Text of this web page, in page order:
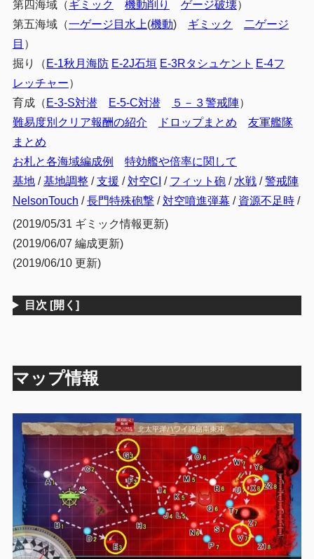
第四海域（ギミック 機動削り ゲージ破壊）
第五海域（一ゲージ目水上(機動) ギミック
二ゲージ
目 ）
掘り（ E-1秋月海防 E-2J石垣 E-3Rタシュケント E-4フ
レッチャー）
育成（ E-3-S対潜 E-5-C対潜 ５－３警戒陣）
難易度別クリア報酬の紹介
ドロップまとめ
友軍艦隊
まとめ
お札と各海域編成例
特効艦や倍率に関して
基地/基地調整/支援 /対空CI / フィット砲/ 水戦/警戒陣
NelsonTouch /長門特殊砲撃/対空噴進弾幕 / 資源不足時/
(2019/05/31 ギミック情報更新)
(2019/06/07 編成更新)
(2019/06/10 更新)
目次 [開く]
マップ情報
2.5 Vマス（輸送連合）
2.5.1 第一艦隊
2.6 基地防空
3 まとめ